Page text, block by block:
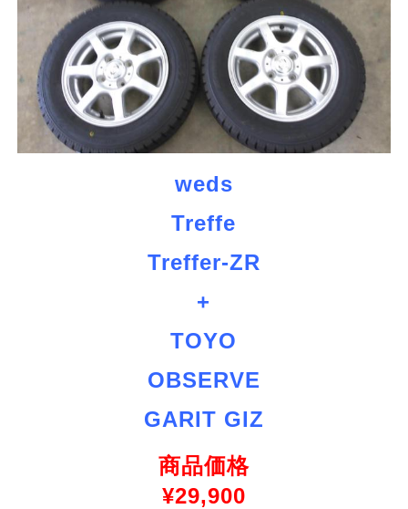
weds
Treffe
Treffer-ZR
+
TOYO
OBSERVE
GARIT GIZ
商品価格
¥29,900